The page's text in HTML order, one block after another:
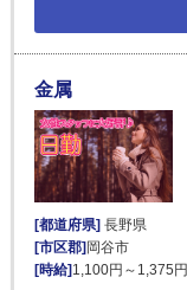
金属
[都道府県] 長野県
[市区郡] 岡谷市
[時給] 1,100円～1,375円